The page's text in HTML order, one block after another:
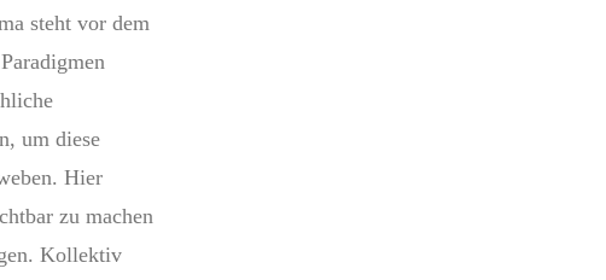
steht vor dem
um diese
Hier
zu machen
Kollektiv